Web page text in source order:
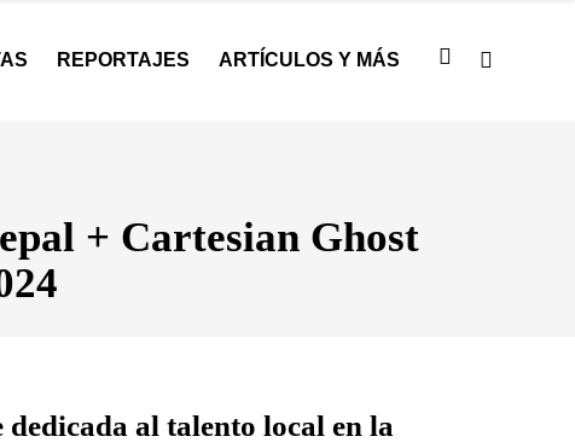
REPORTAJES ARTÍCULOS Y MÁS
+ Cartesian Ghost
al talento local en la